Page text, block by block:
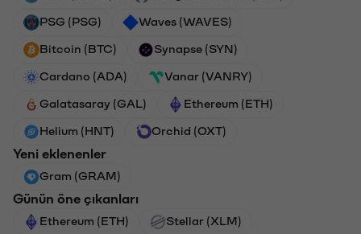
PSG (PSG) Waves (WAVES)
Bitcoin (BTC) Synapse (SYN)
Cardano (ADA) Vanar (VANRY)
Galatasaray (GAL) Ethereum (ETH)
Helium (HNT) Orchid (OXT)
Yeni eklenenler
Gram (GRAM)
Günün öne çıkanları
Ethereum (ETH) Stellar (XLM)